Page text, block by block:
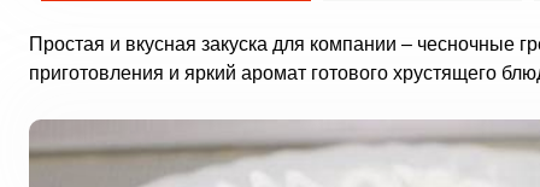
Простая и вкусная закуска для компании – чесночные
приготовления и яркий аромат готового хрустящего